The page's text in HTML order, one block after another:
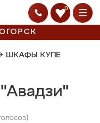
0
ШКАФЫ КУПЕ